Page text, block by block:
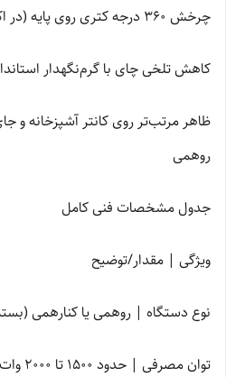
چرخش 360 درجه کتری روی پایه (در اکثر مدل‌ها)
کاهش تلخی چای با گرم‌نگهدار
ظاهر مرتب‌تر روی کانتر آشپزخانه و
روهمی
جدول مشخصات فنی کامل
ویژگی | مقدار/توضیح
نوع دستگاه | روهمی یا کنارهمی
توان مصرفی | حدود 1500 تا 2000 وات (رایج در بازار ایران)